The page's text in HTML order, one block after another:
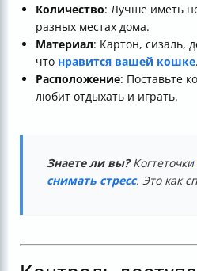
Количество: Лучше иметь
разных местах дома.
Материал: Картон, сизаль,
что нравится вашей кошке.
Расположение: Поставьте
любит отдыхать и играть.
Знаете ли вы?Когтеточки
снимать стресс. Это как